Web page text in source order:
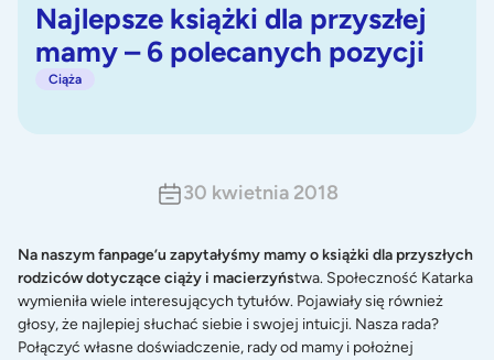
Najlepsze książki dla przyszłej
mamy – 6 polecanych pozycji
Ciąża
30 kwietnia 2018
Na naszym fanpage’u zapytałyśmy mamy o książki dla przyszłych
rodziców dotyczące ciąży i macierzyństwa. Społeczność Katarka
wymieniła wiele interesujących tytułów. Pojawiały się również
głosy, że najlepiej słuchać siebie i swojej intuicji. Nasza rada?
Połączyć własne doświadczenie, rady od mamy i położnej